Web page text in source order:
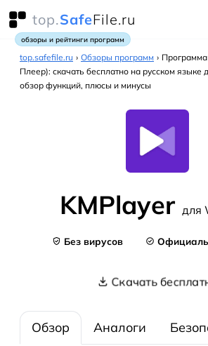
top.SafeFile.ru
обзоры и рейтинги программ
top.safefile.ru › Обзоры программ ›
Плеер): скачать бесплатно на русском языке
обзор функций, плюсы и минусы
KMPlayer для
Без вирусов
Скачать
Обзор Аналоги